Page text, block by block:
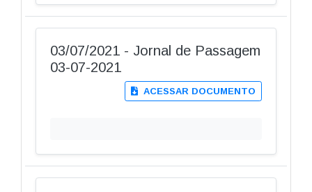
03/07/2021 - Jornal de Passagem
03-07-2021
ACESSAR DOCUMENTO